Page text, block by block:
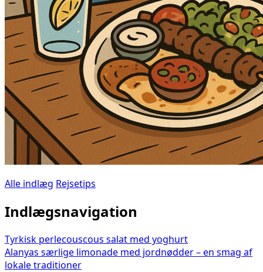
Alle indlæg Rejsetips
Indlægsnavigation
Tyrkisk perlecouscous salat med yoghurt
Alanyas særlige limonade med jordnødder – en smag af
lokale traditioner